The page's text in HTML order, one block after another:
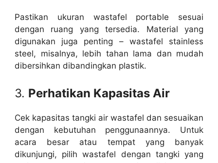
Pastikan ukuran wastafel portable sesuai
dengan ruang yang tersedia. Material yang
digunakan juga penting – wastafel stainless
steel, misalnya, lebih tahan lama dan mudah
dibersihkan dibandingkan plastik.
3. Perhatikan Kapasitas Air
Cek kapasitas tangki air wastafel dan sesuaikan
dengan kebutuhan penggunaannya. Untuk
acara besar atau tempat yang banyak
dikunjungi, pilih wastafel dengan tangki yang